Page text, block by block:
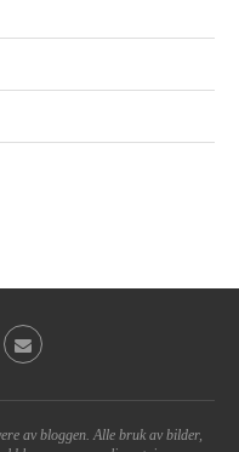
av bloggen. Alle bruk av bilder,